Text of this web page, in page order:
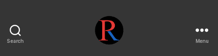
Search Menu